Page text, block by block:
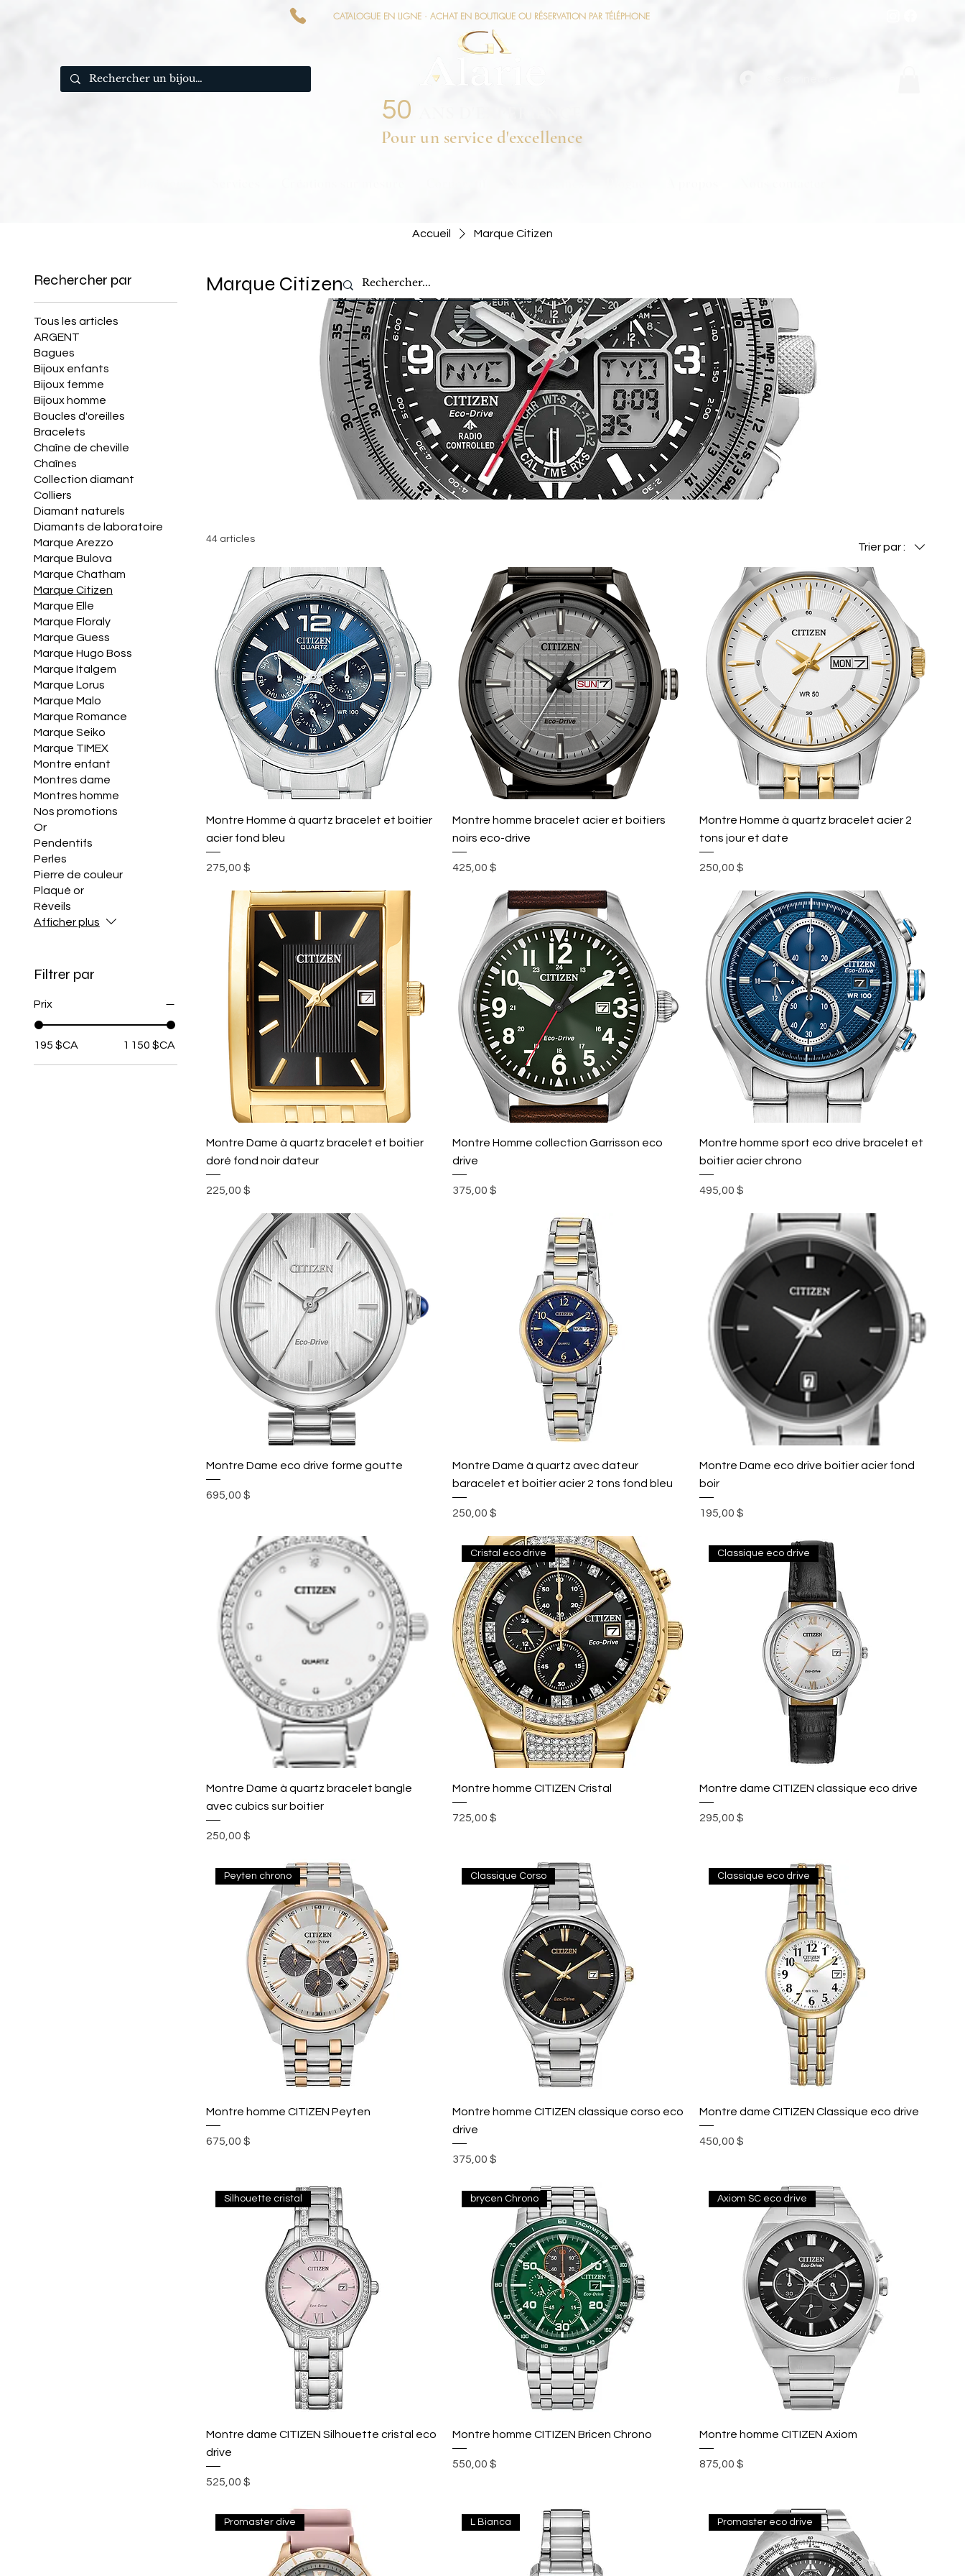
CATALOGUE EN LIGNE · ACHAT EN BOUTIQUE OU RÉSERVATION PAR TÉLÉPHONE
50
Pour un service d'excellence
Accueil Marque Citizen
Rechercher par
Tous les articles
ARGENT
Bagues
Bijoux enfants
Bijoux femme
Bijoux homme
Boucles d'oreilles
Bracelets
Chaîne de cheville
Chaînes
Collection diamant
Colliers
Diamant naturels
Diamants de laboratoire
Marque Arezzo
Marque Bulova
Marque Chatham
Marque Citizen
Marque Elle
Marque Floraly
Marque Guess
Marque Hugo Boss
Marque Italgem
Marque Lorus
Marque Malo
Marque Romance
Marque Seiko
Marque TIMEX
Montre enfant
Montres dame
Montres homme
Nos promotions
Or
Pendentifs
Perles
Pierre de couleur
Plaqué or
Réveils
Afficher plus
Filtrer par
Prix
195 $CA 1 150 $CA
Marque Citizen
44 articles
Trier par :
Montre Homme à quartz bracelet et boitier
acier fond bleu
Prix
275,00 $
Montre homme bracelet acier et boitiers
noirs eco-drive
Prix
425,00 $
Montre Homme à quartz bracelet acier 2
tons jour et date
Prix
250,00 $
Montre Dame à quartz bracelet et boitier
doré fond noir dateur
Prix
225,00 $
Montre Homme collection Garrisson eco
drive
Prix
375,00 $
Montre homme sport eco drive bracelet et
boitier acier chrono
Prix
495,00 $
Montre Dame eco drive forme goutte
Prix
695,00 $
Montre Dame à quartz avec dateur
baracelet et boitier acier 2 tons fond bleu
Prix
250,00 $
Montre Dame eco drive boitier acier fond
boir
Prix
195,00 $
Montre Dame à quartz bracelet bangle
avec cubics sur boitier
Prix
250,00 $
Cristal eco drive
Montre homme CITIZEN Cristal
Prix
725,00 $
Classique eco drive
Montre dame CITIZEN classique eco drive
Prix
295,00 $
Peyten chrono
Montre homme CITIZEN Peyten
Prix
675,00 $
Classique Corso
Montre homme CITIZEN classique corso eco
drive
Prix
375,00 $
Classique eco drive
Montre dame CITIZEN Classique eco drive
Prix
450,00 $
Silhouette cristal
Montre dame CITIZEN Silhouette cristal eco
drive
Prix
525,00 $
brycen Chrono
Montre homme CITIZEN Bricen Chrono
Prix
550,00 $
Axiom SC eco drive
Montre homme CITIZEN Axiom
Prix
875,00 $
Promaster dive L Bianca Promaster eco drive